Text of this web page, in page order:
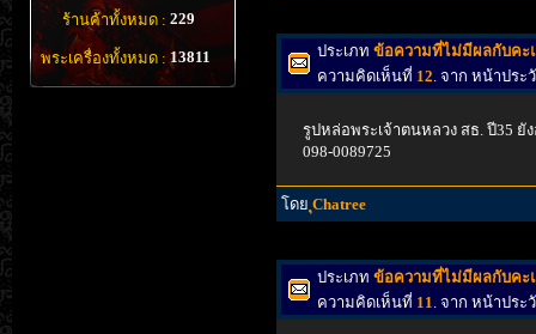
ร้านค้าทั้งหมด : 229
พระเครื่องทั้งหมด : 13811 ประเภท ข้อความที่ไม่มีผลกับคะ
ความคิดเห็นที่ 12. จาก หน้าประ
รูปหล่อพระเจ้าตนหลวง สธ. ปี35 ยั
098-0089725
โดย ุChatree
ประเภท ข้อความที่ไม่มีผลกับคะ
ความคิดเห็นที่ 11. จาก หน้าประ